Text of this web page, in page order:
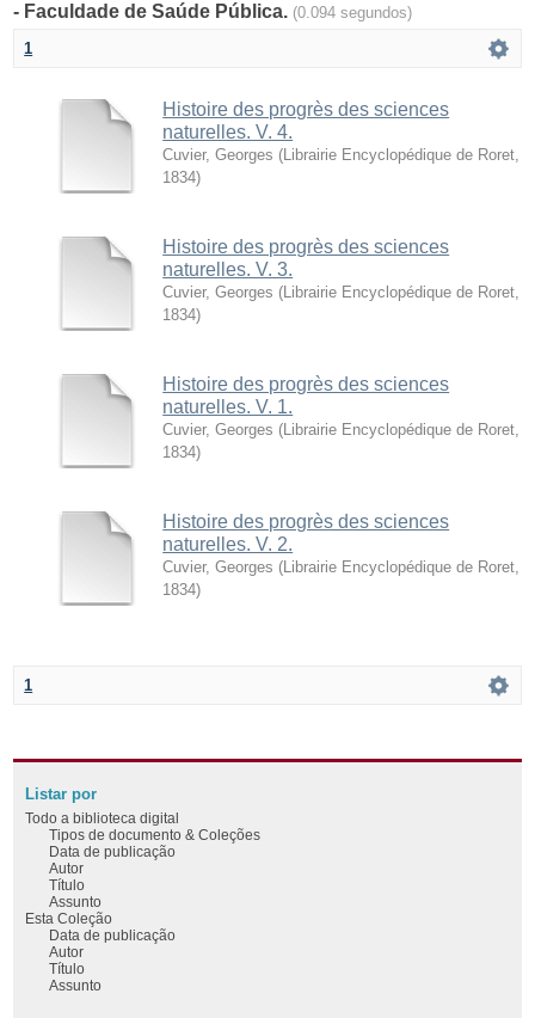
- Faculdade de Saúde Pública. (0.094 segundos)
1
Histoire des progrès des sciences
naturelles. V. 4.
Cuvier, Georges ( Librairie Encyclopédique de Roret
1834)
Histoire des progrès des sciences
naturelles. V. 3.
Cuvier, Georges ( Librairie Encyclopédique de Roret
1834)
Histoire des progrès des sciences
naturelles. V. 1.
Cuvier, Georges ( Librairie Encyclopédique de Roret
1834)
Histoire des progrès des sciences
naturelles. V. 2.
Cuvier, Georges ( Librairie Encyclopédique de Roret
1834)
1
Listar por
Todo a biblioteca digital
Tipos de documento & Coleções
Data de publicação
Autor
Título
Assunto
Esta Coleção
Data de publicação
Autor
Título
Assunto